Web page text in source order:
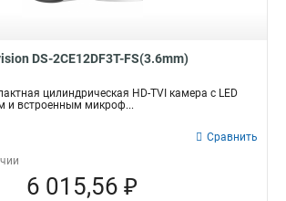
DS-2CE12DF3T-FS(3.6mm)
цилиндрическая HD-TVI камера с LED
и встроенным микроф...
Сравнить
6 015,56 ₽